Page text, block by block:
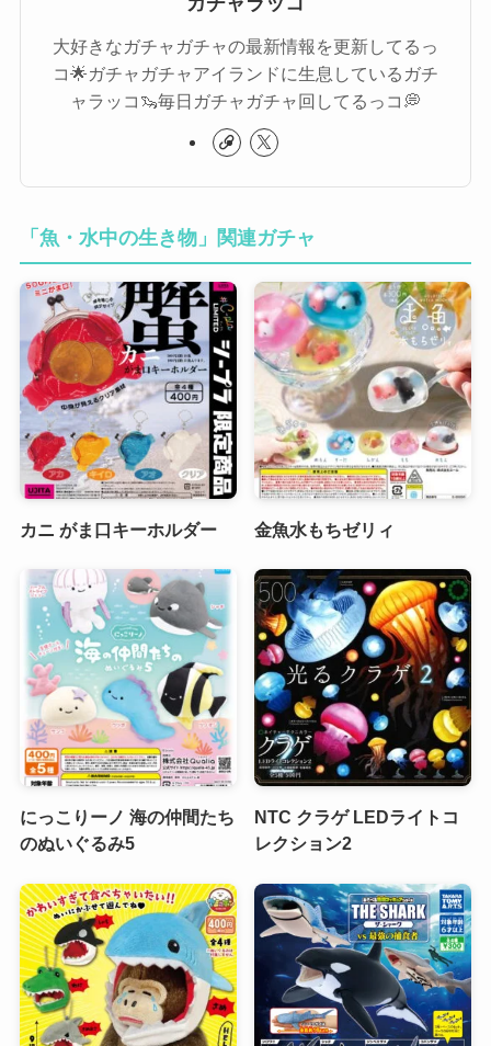
大好きなガチャガチャの最新情報を更新してるっ
コ🌟ガチャガチャアイランドに生息しているガチ
ャラッコ🦦毎日ガチャガチャ回してるっコ💭
「魚・水中の生き物」関連ガチャ
カニ がま口キーホルダー 金魚水もちゼリィ
にっこりーノ 海の仲間たち
のぬいぐるみ5
NTC クラゲ LEDライトコ
レクション2